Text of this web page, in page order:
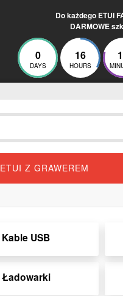
Do każdego ETUI
DARMOWE
0
DAYS
16
HOURS
ETUI Z GRAWEREM
Kable USB
Ładowarki